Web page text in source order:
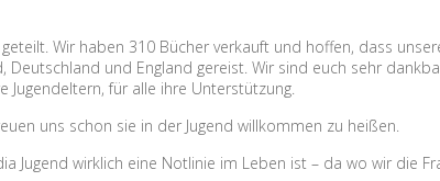
Wir haben 310 Bücher verkauft und hoffen, dass
und England gereist. Wir sind euch sehr
für alle ihre Unterstützung.
uns schon sie in der Jugend willkommen zu heißen.
Jugend wirklich eine Notlinie im Leben ist – da wo wir die